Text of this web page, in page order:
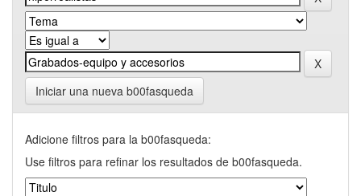
Iniciar una nueva b00fasqueda
Adicione filtros para la b00fasqueda:
Use filtros para refinar los resultados de b00fasqueda.